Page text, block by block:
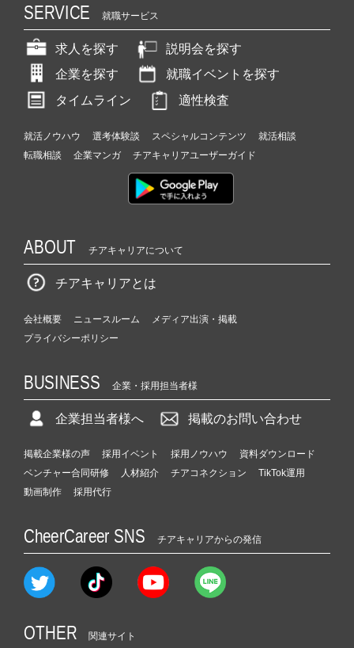
SERVICE 就職サービス
求人を探す
説明会を探す
企業を探す
就職イベントを探す
タイムライン
適性検査
就活ノウハウ 選考体験談 スペシャルコンテンツ
就活相談
転職相談
企業マンガ チアキャリアユーザーガイド
ABOUT チアキャリアについて
チアキャリアとは
会社概要 ニュースルーム
メディア出演・掲載
プライバシーポリシー
BUSINESS 企業・採用担当者様
企業担当者様へ 掲載のお問い合わせ
掲載企業様の声 採用イベント 採用ノウハウ
資料ダウンロード
ベンチャー合同研修
人材紹介 チアコネクション
TikTok運用
動画制作
採用代行
CheerCareer SNS チアキャリアからの発信
OTHER 関連サイト